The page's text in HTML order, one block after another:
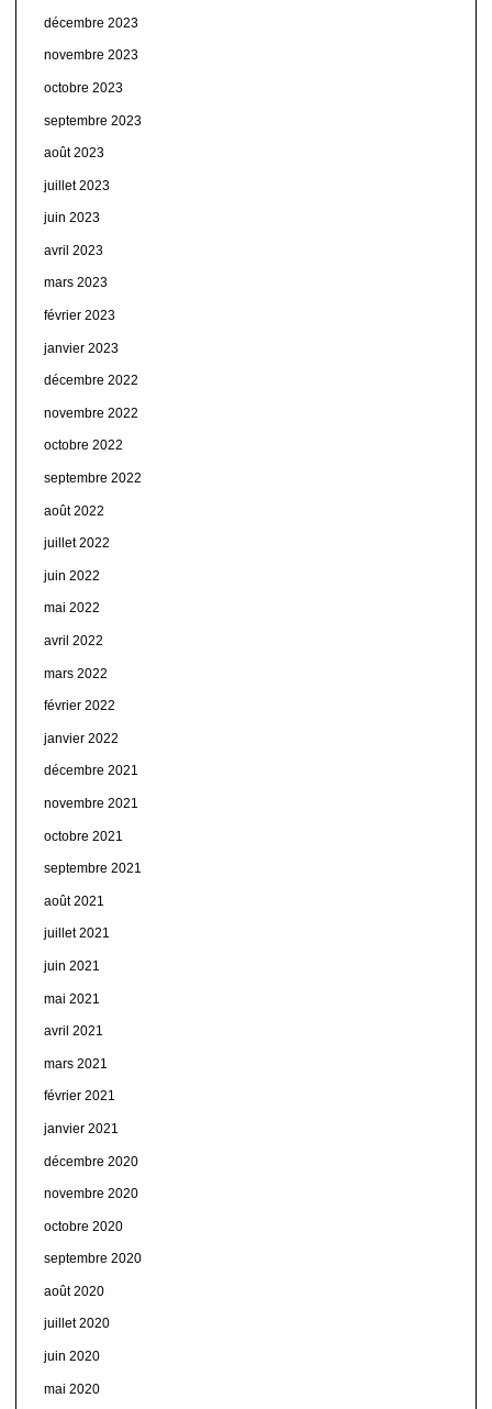
décembre 2023
novembre 2023
octobre 2023
septembre 2023
août 2023
juillet 2023
juin 2023
avril 2023
mars 2023
février 2023
janvier 2023
décembre 2022
novembre 2022
octobre 2022
septembre 2022
août 2022
juillet 2022
juin 2022
mai 2022
avril 2022
mars 2022
février 2022
janvier 2022
décembre 2021
novembre 2021
octobre 2021
septembre 2021
août 2021
juillet 2021
juin 2021
mai 2021
avril 2021
mars 2021
février 2021
janvier 2021
décembre 2020
novembre 2020
octobre 2020
septembre 2020
août 2020
juillet 2020
juin 2020
mai 2020